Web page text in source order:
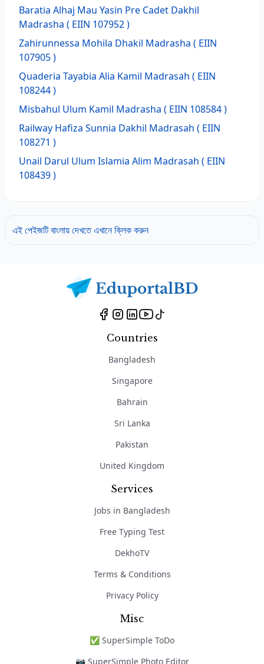
Baratia Alhaj Mau Yasin Pre Cadet Dakhil
Madrasha ( EIIN 107952 )
Zahirunnessa Mohila Dhakil Madrasha ( EIIN
107905 )
Quaderia Tayabia Alia Kamil Madrasah ( EIIN
108244 )
Misbahul Ulum Kamil Madrasha ( EIIN 108584 )
Railway Hafiza Sunnia Dakhil Madrasah ( EIIN
108271 )
Unail Darul Ulum Islamia Alim Madrasah ( EIIN
108439 )
এই পেইজটি বাংলায় দেখতে এখানে ক্লিক করুন
Countries
Bangladesh
Singapore
Bahrain
Sri Lanka
Pakistan
United Kingdom
Services
Jobs in Bangladesh
Free Typing Test
DekhoTV
Terms & Conditions
Privacy Policy
Misc
✅ SuperSimple ToDo
📷 SuperSimple Photo Editor